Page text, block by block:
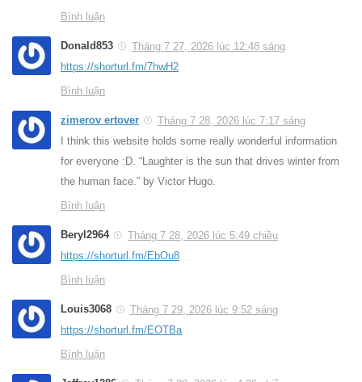
Bình luận
Donald853
Tháng 7 27, 2026 lúc 12:48 sáng
https://shorturl.fm/7hwH2
Bình luận
zimerov ertover
Tháng 7 28, 2026 lúc 7:17 sáng
I think this website holds some really wonderful information
for everyone :D. “Laughter is the sun that drives winter from
the human face.” by Victor Hugo.
Bình luận
Beryl2964
Tháng 7 28, 2026 lúc 5:49 chiều
https://shorturl.fm/EbOu8
Bình luận
Louis3068
Tháng 7 29, 2026 lúc 9:52 sáng
https://shorturl.fm/EOTBa
Bình luận